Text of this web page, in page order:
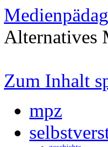
Alternatives
Zum Inhalt
mpz